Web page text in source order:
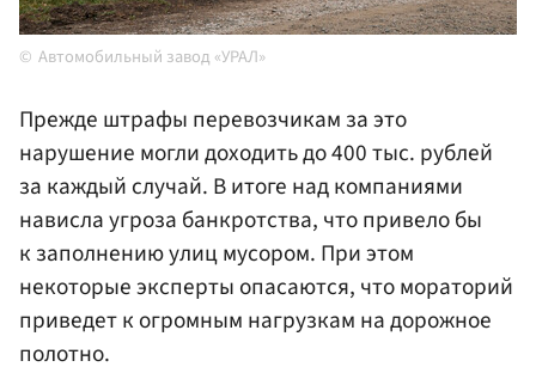
Автомобильный завод «УРАЛ»
Прежде штрафы перевозчикам за это
нарушение могли доходить до 400 тыс. рублей
за каждый случай. В итоге над компаниями
нависла угроза банкротства, что привело бы
к заполнению улиц мусором. При этом
некоторые эксперты опасаются, что мораторий
приведет к огромным нагрузкам на дорожное
полотно.